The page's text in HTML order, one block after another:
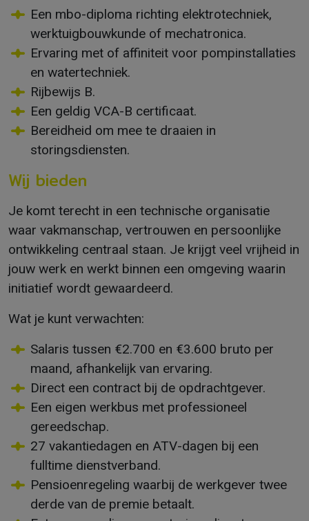
Een mbo-diploma richting elektrotechniek,
werktuigbouwkunde of mechatronica.
Ervaring met of affiniteit voor pompinstallaties
en watertechniek.
Rijbewijs B.
Een geldig VCA-B certificaat.
Bereidheid om mee te draaien in
storingsdiensten.
Wij bieden
Je komt terecht in een technische organisatie
waar vakmanschap, vertrouwen en persoonlijke
ontwikkeling centraal staan. Je krijgt veel vrijheid in
jouw werk en werkt binnen een omgeving waarin
initiatief wordt gewaardeerd.
Wat je kunt verwachten:
Salaris tussen €2.700 en €3.600 bruto per
maand, afhankelijk van ervaring.
Direct een contract bij de opdrachtgever.
Een eigen werkbus met professioneel
gereedschap.
27 vakantiedagen en ATV-dagen bij een
fulltime dienstverband.
Pensioenregeling waarbij de werkgever twee
derde van de premie betaalt.